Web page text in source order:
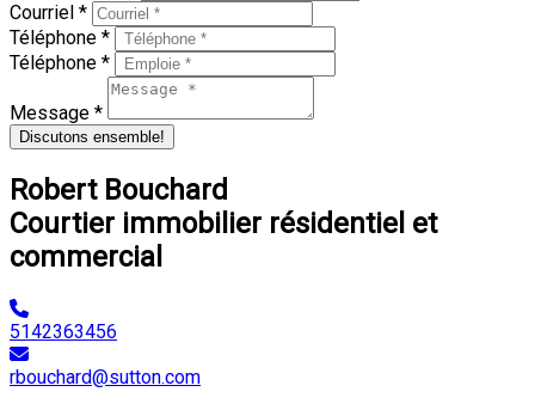
Courriel *
Téléphone *
Téléphone *
Message *
Discutons ensemble!
Robert Bouchard
Courtier immobilier résidentiel et
commercial
5142363456
rbouchard@sutton.com